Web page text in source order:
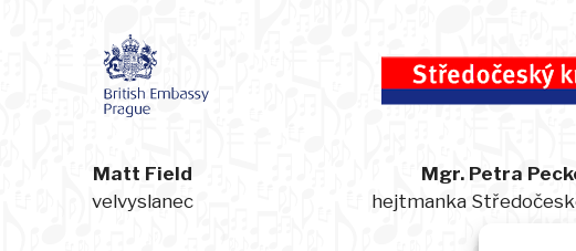
Matt Field
velvyslanec
Mgr. Petra
hejtmanka